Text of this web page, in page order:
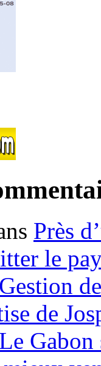
Près
le
Gestion
de
Le Gabon